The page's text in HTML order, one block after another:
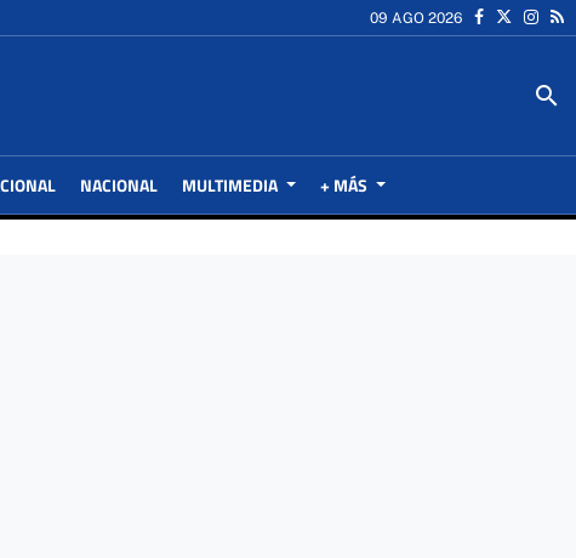
09 AGO 2026
search
NACIONAL MULTIMEDIA + MÁS